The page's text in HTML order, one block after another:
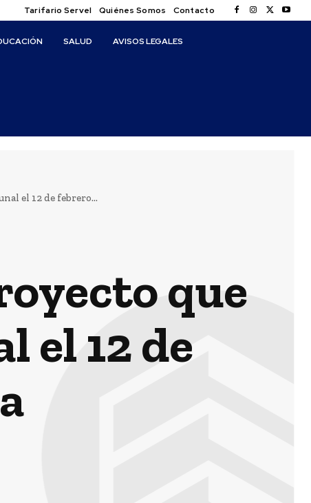
Tarifario Servel Quiénes Somos Contacto
SALUD AVISOS LEGALES
el 12 de febrero...
que
el 12 de